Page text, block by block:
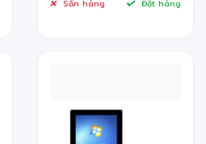
Sẵn hàng Đặt hàng